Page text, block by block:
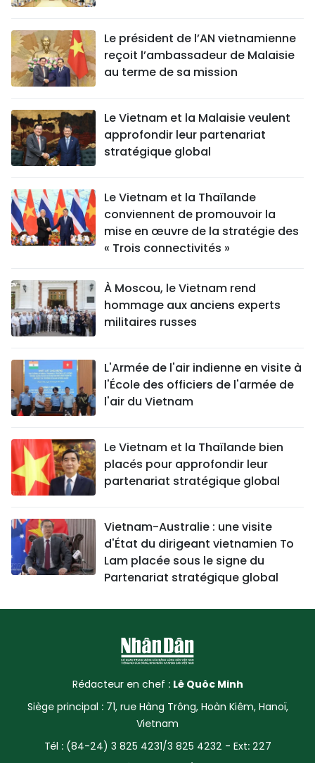
Le président de l’AN vietnamienne
reçoit l’ambassadeur de Malaisie
au terme de sa mission
Le Vietnam et la Malaisie veulent
approfondir leur partenariat
stratégique global
Le Vietnam et la Thaïlande
conviennent de promouvoir la
mise en œuvre de la stratégie des
« Trois connectivités »
À Moscou, le Vietnam rend
hommage aux anciens experts
militaires russes
L'Armée de l'air indienne en visite à
l'École des officiers de l'armée de
l'air du Vietnam
Le Vietnam et la Thaïlande bien
placés pour approfondir leur
partenariat stratégique global
Vietnam-Australie : une visite
d'État du dirigeant vietnamien To
Lam placée sous le signe du
Partenariat stratégique global
Rédacteur en chef : Lê Quôc Minh
Siège principal : 71, rue Hàng Trông, Hoàn Kiêm, Hanoï,
Vietnam
Tél : (84-24) 3 825 4231/3 825 4232 - Ext: 227